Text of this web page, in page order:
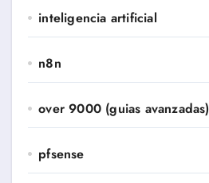
inteligencia artificial
n8n
over 9000 (guias avanzadas)
pfsense